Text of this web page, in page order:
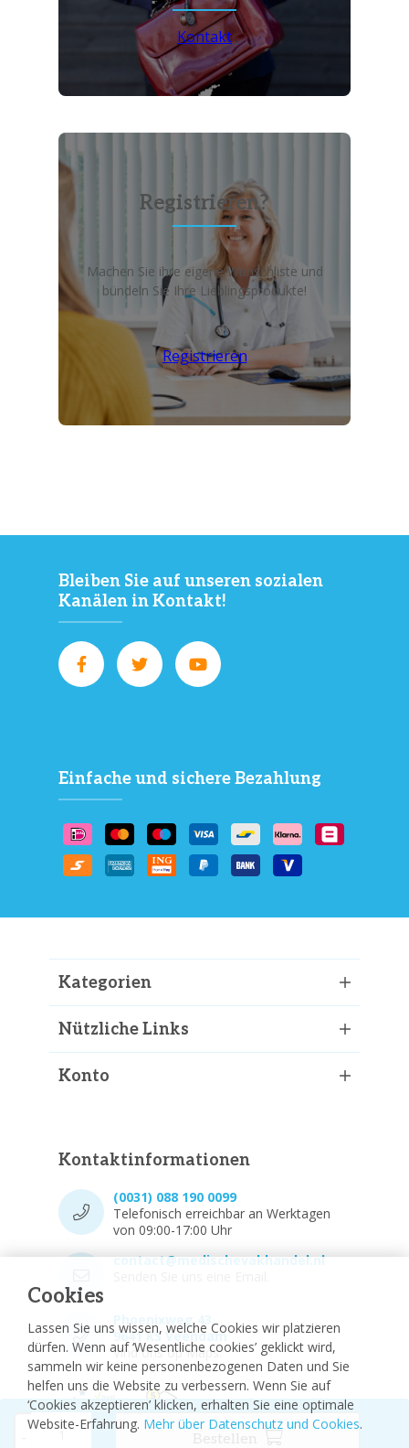
Cookies
Lassen Sie uns wissen, welche Cookies wir platzieren
dürfen. Wenn auf ‘Wesentliche cookies’ geklickt wird,
sammeln wir keine personenbezogenen Daten und Sie
helfen uns die Website zu verbessern. Wenn Sie auf
‘Cookies akzeptieren’ klicken, erhalten Sie eine optimale
Website-Erfahrung. Mehr über Datenschutz und Cookies.
Kontakt
Registrieren?
Machen Sie ihre eigene Wunschliste und
bündeln Sie Ihre Lieblingsprodukte!
Registrieren
Bleiben Sie auf unseren sozialen
Kanälen in Kontakt!
Einfache und sichere Bezahlung
Kategorien
Nützliche Links
Konto
Kontaktinformationen
(0031) 088 190 0099
Telefonisch erreichbar an Werktagen
von 09:00-17:00 Uhr
contact@medischevakhandel.nl
Phoenixweg 43,
9641 KS Veendam
Vind ons op Maps.